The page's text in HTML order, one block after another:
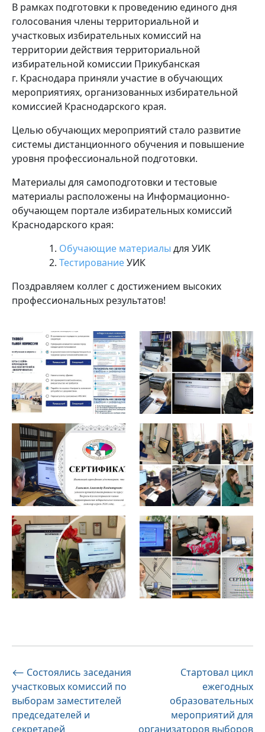
В рамках подготовки к проведению единого дня
голосования члены территориальной и
участковых избирательных комиссий на
территории действия территориальной
избирательной комиссии Прикубанская
г. Краснодара приняли участие в обучающих
мероприятиях, организованных избирательной
комиссией Краснодарского края.
Целью обучающих мероприятий стало развитие
системы дистанционного обучения и повышение
уровня профессиональной подготовки.
Материалы для самоподготовки и тестовые
материалы расположены на Информационно-
обучающем портале избирательных комиссий
Краснодарского края:
Обучающие материалы для УИК
ТестированиеУИК
Поздравляем коллег с достижением высоких
профессиональных результатов!
Навигация
по
записям
⟵ Состоялись заседания
участковых комиссий по
выборам заместителей
председателей и
секретарей
Стартовал цикл
ежегодных
образовательных
мероприятий для
организаторов выборов